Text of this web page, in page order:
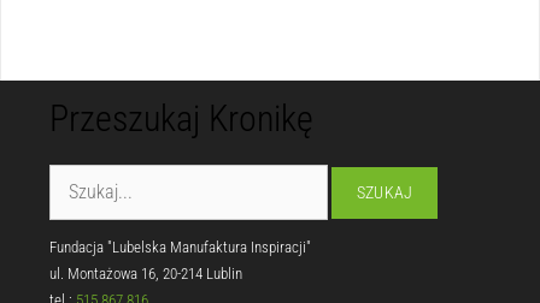
Przeszukaj Kronikę
Fundacja "Lubelska Manufaktura Inspiracji"
ul. Montażowa 16, 20-214 Lublin